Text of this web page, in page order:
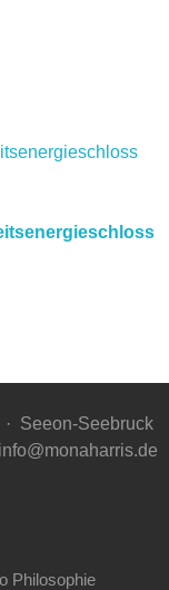
· Seeon-Seebruck
info@monaharris.de
Philosophie